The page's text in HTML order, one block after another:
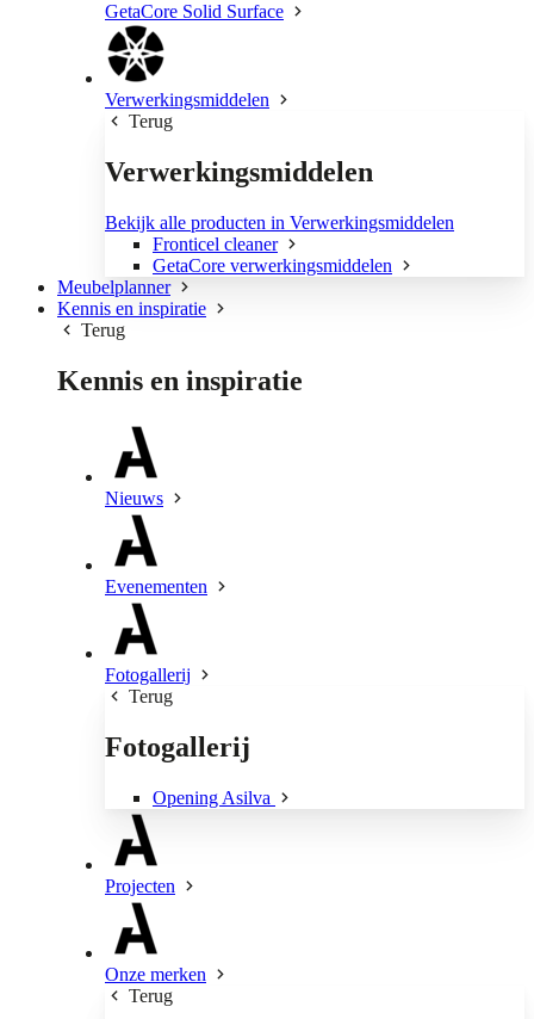
GetaCore Solid Surface
Verwerkingsmiddelen
Terug
Verwerkingsmiddelen
Bekijk alle producten in Verwerkingsmiddelen
Fronticel cleaner
GetaCore verwerkingsmiddelen
Meubelplanner
Kennis en inspiratie
Terug
Kennis en inspiratie
Nieuws
Evenementen
Fotogallerij
Terug
Fotogallerij
Opening Asilva
Projecten
Onze merken
Terug